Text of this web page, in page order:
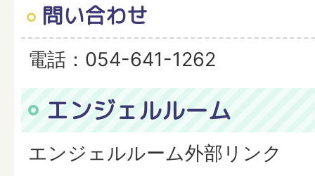
問い合わせ
電話：054-641-1262
エンジェルルーム
エンジェルルーム外部リンク